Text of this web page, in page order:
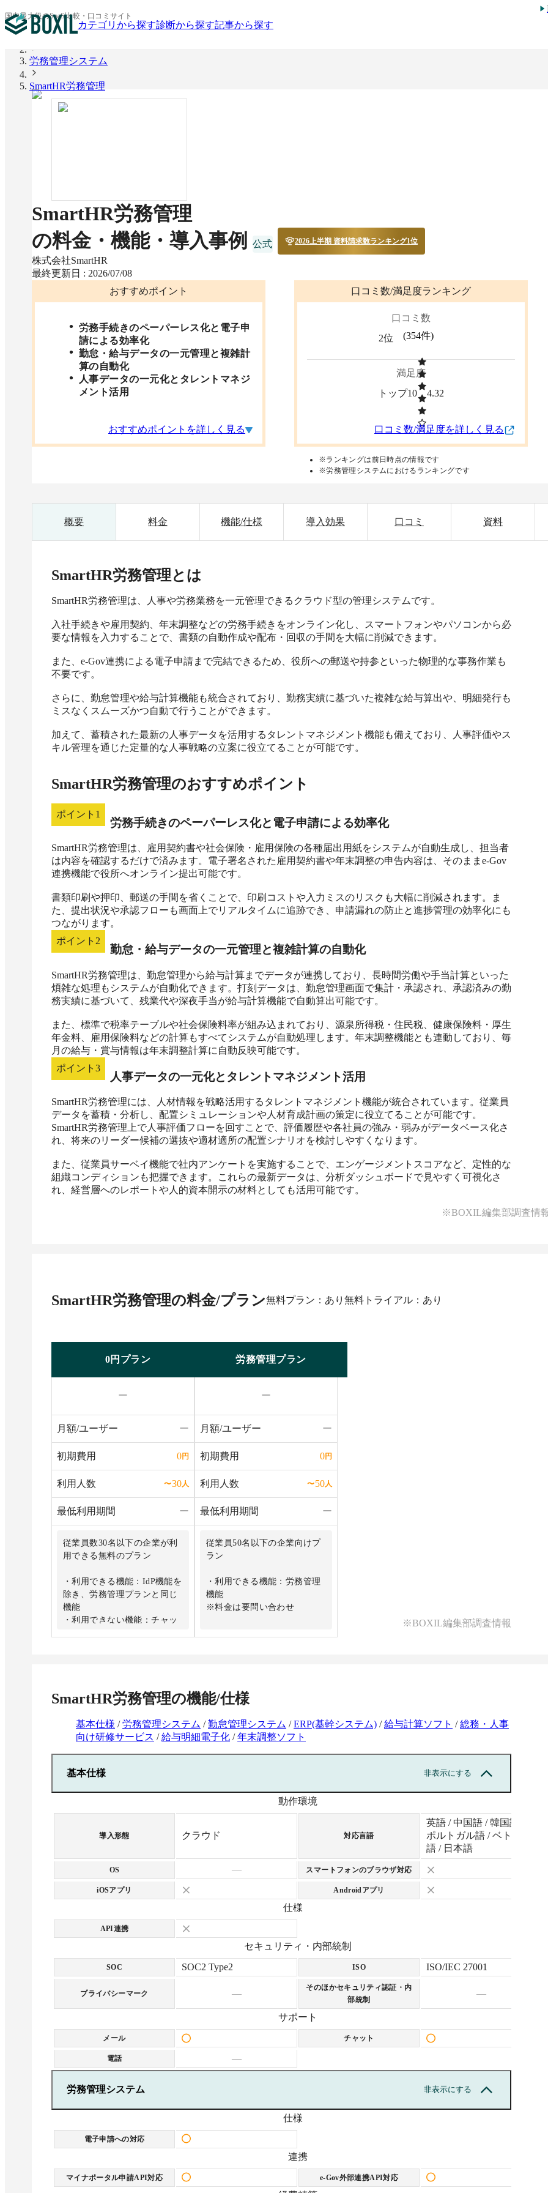
国内最大級のSaaS比較・口コミサイト
カテゴリから探す診断から探す記事から探す
BOXIL
労務管理システム
SmartHR労務管理
SmartHR労務管理
の料金・機能・導入事例
2026上半期 資料請求数ランキング1位
株式会社SmartHR
最終更新日 : 2026/07/08
おすすめポイント
労務手続きのペーパーレス化と電子申
請による効率化
勤怠・給与データの一元管理と複雑計
算の自動化
人事データの一元化とタレントマネジ
メント活用
おすすめポイントを詳しく見る
口コミ数/満足度ランキング
口コミ数
2位
(354件)
満足度
トップ10
4.32
口コミ数/満足度を詳しく見る
※ランキングは前日時点の情報です
※労務管理システムにおけるランキングです
概要 料金 機能/仕様 導入効果 口コミ 資料
SmartHR労務管理とは
SmartHR労務管理は、人事や労務業務を一元管理できるクラウド型の管理システムです。
入社手続きや雇用契約、年末調整などの労務手続きをオンライン化し、スマートフォンやパソコンから必
要な情報を入力することで、書類の自動作成や配布・回収の手間を大幅に削減できます。
また、e-Gov連携による電子申請まで完結できるため、役所への郵送や持参といった物理的な事務作業も
不要です。
さらに、勤怠管理や給与計算機能も統合されており、勤務実績に基づいた複雑な給与算出や、明細発行も
ミスなくスムーズかつ自動で行うことができます。
加えて、蓄積された最新の人事データを活用するタレントマネジメント機能も備えており、人事評価やス
キル管理を通じた定量的な人事戦略の立案に役立てることが可能です。
SmartHR労務管理のおすすめポイント
ポイント 1
労務手続きのペーパーレス化と電子申請による効率化
SmartHR労務管理は、雇用契約書や社会保険・雇用保険の各種届出用紙をシステムが自動生成し、担当者
は内容を確認するだけで済みます。電子署名された雇用契約書や年末調整の申告内容は、そのままe-Gov
連携機能で役所へオンライン提出可能です。
書類印刷や押印、郵送の手間を省くことで、印刷コストや入力ミスのリスクも大幅に削減されます。ま
た、提出状況や承認フローも画面上でリアルタイムに追跡でき、申請漏れの防止と進捗管理の効率化にも
つながります。
ポイント 2
勤怠・給与データの一元管理と複雑計算の自動化
SmartHR労務管理は、勤怠管理から給与計算までデータが連携しており、長時間労働や手当計算といった
煩雑な処理もシステムが自動化できます。打刻データは、勤怠管理画面で集計・承認され、承認済みの勤
務実績に基づいて、残業代や深夜手当が給与計算機能で自動算出可能です。
また、標準で税率テーブルや社会保険料率が組み込まれており、源泉所得税・住民税、健康保険料・厚生
年金料、雇用保険料などの計算もすべてシステムが自動処理します。年末調整機能とも連動しており、毎
月の給与・賞与情報は年末調整計算に自動反映可能です。
ポイント 3
人事データの一元化とタレントマネジメント活用
SmartHR労務管理には、人材情報を戦略活用するタレントマネジメント機能が統合されています。従業員
データを蓄積・分析し、配置シミュレーションや人材育成計画の策定に役立てることが可能です。
SmartHR労務管理上で人事評価フローを回すことで、評価履歴や各社員の強み・弱みがデータベース化さ
れ、将来のリーダー候補の選抜や適材適所の配置シナリオを検討しやすくなります。
また、従業員サーベイ機能で社内アンケートを実施することで、エンゲージメントスコアなど、定性的な
組織コンディションも把握できます。これらの最新データは、分析ダッシュボードで見やすく可視化さ
れ、経営層へのレポートや人的資本開示の材料としても活用可能です。
※BOXIL編集部調査情
SmartHR労務管理の料金/プラン無料プラン：あり 無料トライアル：あり
0円プラン
ー
月額/ユーザー ー
初期費用 0円
利用人数 〜30人
最低利用期間 ー
従業員数30名以下の企業が利
用できる無料のプラン
・利用できる機能：IdP機能を
除き、労務管理プランと同じ
機能
・利用できない機能：チャッ
労務管理プラン
ー
月額/ユーザー ー
初期費用 0円
利用人数 〜50人
最低利用期間 ー
従業員50名以下の企業向けプ
ラン
・利用できる機能：労務管理
機能
※料金は要問い合わせ
※BOXIL編集部調査情報
SmartHR労務管理の機能/仕様
基本仕様 /労務管理システム /勤怠管理システム /ERP(基幹システム) /給与計算ソフト /総務・人事
向け研修サービス /給与明細電子化 /年末調整ソフト
基本仕様 非表示にする
動作環境
導入形態 クラウド 対応言語
英語 / 中国語 / 韓国語 /
ポルトガル語 / ベトナム
語 / 日本語
OS — スマートフォンのブラウザ対応
iOSアプリ Androidアプリ
仕様
API連携
セキュリティ・内部統制
SOC SOC2 Type2 ISO ISO/IEC 27001
プライバシーマーク —
そのほかセキュリティ認証・内
部統制
—
サポート
メール チャット
電話 —
労務管理システム 非表示にする
仕様
電子申請への対応
連携
マイナポータル申請API対応 e-Gov外部連携API対応